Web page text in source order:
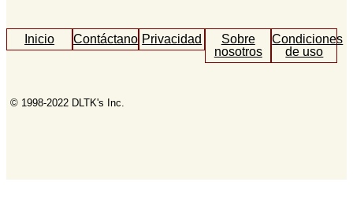
Inicio ContáctanosPrivacidad
Sobre
nosotros
Condiciones
de uso
© 1998-2022 DLTK's Inc.